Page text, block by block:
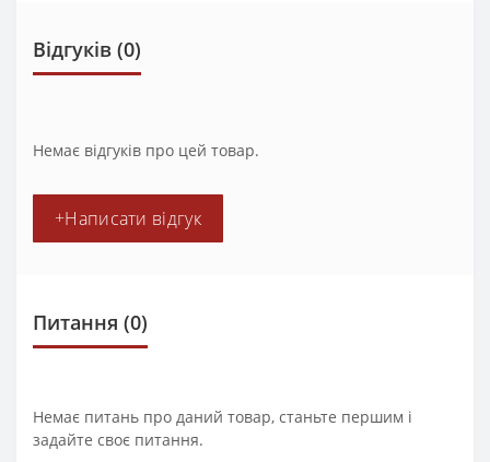
Відгуків (0)
Немає відгуків про цей товар.
+Написати відгук
Питання (0)
Немає питань про даний товар, станьте першим і
задайте своє питання.